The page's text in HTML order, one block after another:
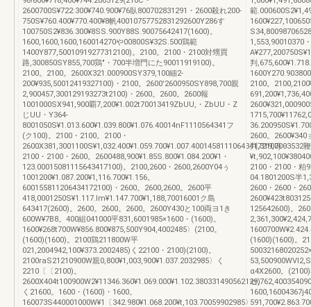
2600700S¥722:300¥740.900¥76臥800702831291・2600殺れ200‐
750S¥760.400¥770.400¥8帆40010757752831292600Y286す
100750S2¥836.300¥8SS.900Y88S.90075642417(1600)。
1600,1600,1600,160014270や00800S¥32S.500鶏範
1400Y877,50010919277312100)。2100。2100・2100対甥買
路,300850SY855,700鶏″・700半増門にた90011919100)。
2100。2100。2600X321.000900SY379,100細2‐
200¥935,50012419327100)・2100。2600'2600950SY898,700親
2,900457,300129193273t2100)・2600。2600。2600報
1001000SX941,900覇7,200¥1.002t70013419ZbUU,・ZbUU・Z
じUU・Y364‐
8001050S¥1.013.600¥1.039.800¥1.076.40014nF1110564341フ
(ク100)。2100・2100。2100・
2600X381,3001100S¥1,032.400¥1.059.700¥1.007.400145811106434172100)・
2100・2100・2600。2600488,900¥1.85S.800¥1.084.200¥1・
123.00015081115643417100)。2100,2600・2600,2600Y04ぅ
1001200¥1.087.200¥1,116.700¥1.156。
600155811206434172100)・2600。2600,2600。2600平
418,0001250S¥1.117.lm¥1.147.700¥1,188,70016001ク島
643417(2600)。2600。2600。2600。2600Y430と100両ヨ1き
600W¥7B8。400組041000平831,6001985×1600・(1600)。
1600¥268t700W¥856.800¥875,500Y904,4002485〉(2100。
(1600)(1600)。2100鶏211800W平
021,2004942,100¥373.2002485)く22100・2100)(2100)。
2100raS21210900W親0,800¥1,003,900¥1.037.2032985〉く
2210〔〔2100)。
2600X404t100900W2¥11346.360¥1.069.000¥1.102.380331490562129)
く21600。1600・(1600)・1600。
160073S440001000W¥1〔342.980¥1.068.200¥t,103.70059902985〉
範
1,553,90010370
判
2100。
2600。2600¥340
判,319,7003532
2100・2100・粕
04.1801200S半
2600・2600・
125642600)。
(1600)(1600)。
α4X2600。
セ